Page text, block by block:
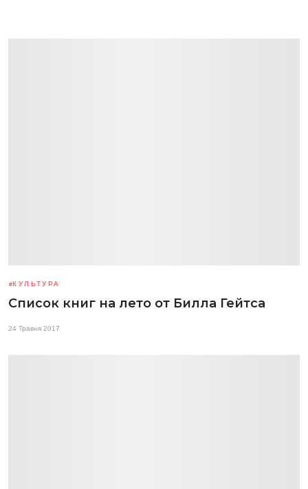
КУЛЬТУРА
Список книг на лето от Билла Гейтса
24 Травня 2017